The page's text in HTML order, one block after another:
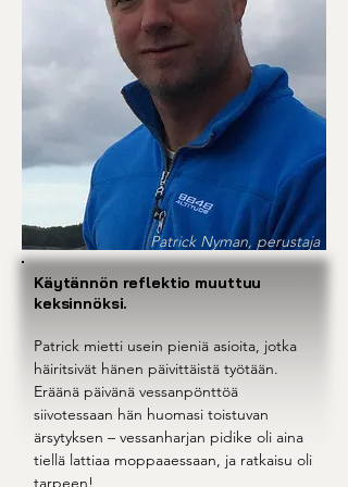
Patrick Nyman, perustaja
Käytännön reflektio muuttuu
keksinnöksi.
Patrick mietti usein pieniä asioita, jotka
häiritsivät hänen päivittäistä työtään.
Eräänä päivänä vessanpönttöä
siivotessaan hän huomasi toistuvan
ärsytyksen – vessanharjan pidike oli aina
tiellä lattiaa moppaaessaan, ja ratkaisu oli
tarpeen!